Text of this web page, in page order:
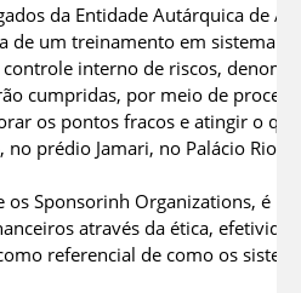
da Entidade Autárquica de
de um treinamento em sistema
interno de riscos,
cumpridas, por meio de
os pontos fracos e atingir o
no prédio Jamari, no Palácio Rio
os Sponsorinh Organizations, é
através da ética,
referencial de como os